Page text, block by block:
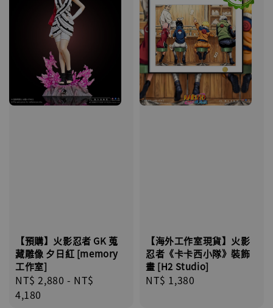
【預購】火影忍者 GK 蒐
藏雕像 夕日紅 [memory
工作室]
Regular
price
NT$ 2,880 - NT$
4,180
【海外工作室現貨】火影
忍者《卡卡西小隊》裝飾
畫 [H2 Studio]
Regular
NT$ 1,380